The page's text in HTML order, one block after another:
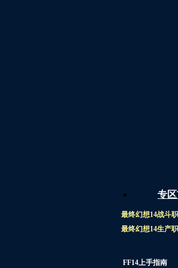
专
最终幻想14战斗
最终幻想14生产
FF14上手指南